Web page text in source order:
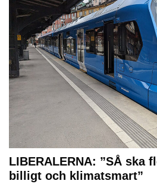
LIBERALERNA: ”SÅ ska
billigt och klimatsmart”